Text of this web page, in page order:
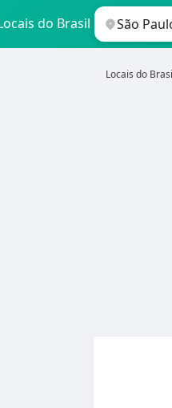
do Brasil
Locais do